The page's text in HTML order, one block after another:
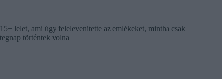
15+ lelet, ami úgy felelevenítette az emlékeket, mintha csak
tegnap történtek volna